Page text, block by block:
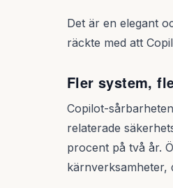
Det är en elegant
räckte med att
Fler system,
Copilot-
relaterade
procent på två år.
kärnverksamheter,